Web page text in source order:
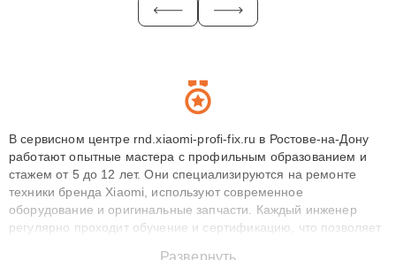
В сервисном центре rnd.xiaomi-profi-fix.ru в Ростове-на-Дону
работают опытные мастера с профильным образованием и
стажем от 5 до 12 лет. Они специализируются на ремонте
техники бренда Xiaomi, используют современное
оборудование и оригинальные запчасти. Каждый инженер
регулярно проходит обучение и сертификацию, что позволяет
Развернуть